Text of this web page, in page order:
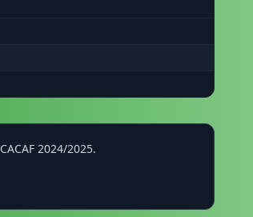
2024/2025.